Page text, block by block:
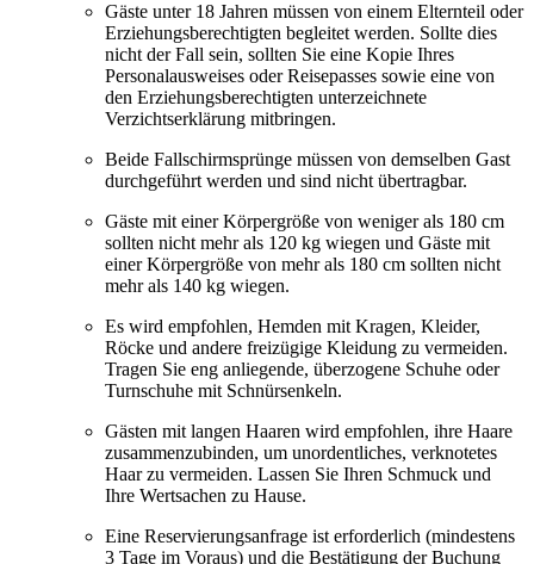
Gäste unter 18 Jahren müssen von einem Elternteil oder
Erziehungsberechtigten begleitet werden. Sollte dies
nicht der Fall sein, sollten Sie eine Kopie Ihres
Personalausweises oder Reisepasses sowie eine von
den Erziehungsberechtigten unterzeichnete
Verzichtserklärung mitbringen.
Beide Fallschirmsprünge müssen von demselben Gast
durchgeführt werden und sind nicht übertragbar.
Gäste mit einer Körpergröße von weniger als 180 cm
sollten nicht mehr als 120 kg wiegen und Gäste mit
einer Körpergröße von mehr als 180 cm sollten nicht
mehr als 140 kg wiegen.
Es wird empfohlen, Hemden mit Kragen, Kleider,
Röcke und andere freizügige Kleidung zu vermeiden.
Tragen Sie eng anliegende, überzogene Schuhe oder
Turnschuhe mit Schnürsenkeln.
Gästen mit langen Haaren wird empfohlen, ihre Haare
zusammenzubinden, um unordentliches, verknotetes
Haar zu vermeiden. Lassen Sie Ihren Schmuck und
Ihre Wertsachen zu Hause.
Eine Reservierungsanfrage ist erforderlich (mindestens
3 Tage im Voraus) und die Bestätigung der Buchung